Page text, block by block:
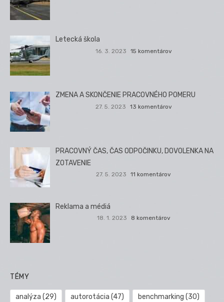
Letecká škola
16. 3. 2023 15 komentárov
ZMENA A SKONČENIE PRACOVNÉHO POMERU
27. 5. 2023 13 komentárov
PRACOVNÝ ČAS, ČAS ODPOČINKU, DOVOLENKA NA
ZOTAVENIE
27. 5. 2023 11 komentárov
Reklama a médiá
18. 1. 2023 8 komentárov
TÉMY
analýza (29) autorotácia (47) benchmarking (30)